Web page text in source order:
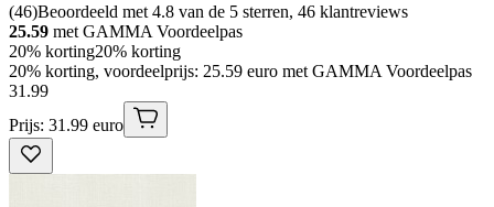
(46)Beoordeeld met 4.8 van de 5 sterren, 46 klantreviews
25.59 met GAMMA Voordeelpas
20% korting20% korting
20% korting, voordeelprijs: 25.59 euro met GAMMA Voordeelpas
31 .99
Prijs: 31.99 euro